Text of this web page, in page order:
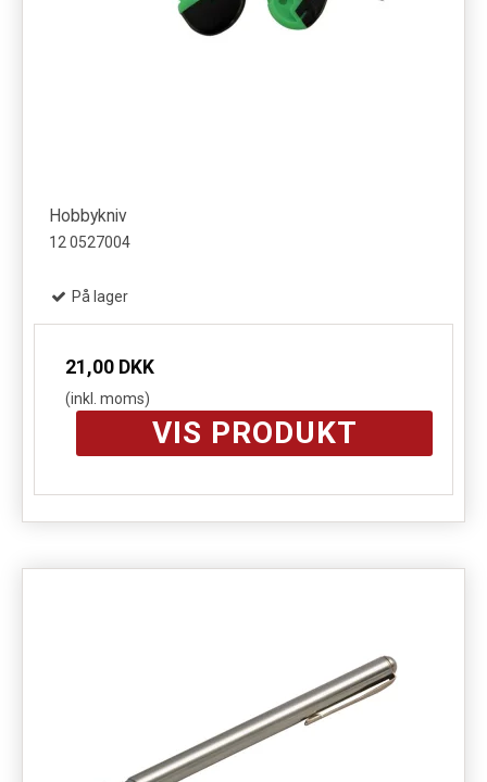
Hobbykniv
12 0527004
På lager
21,00 DKK
(inkl. moms)
VIS PRODUKT